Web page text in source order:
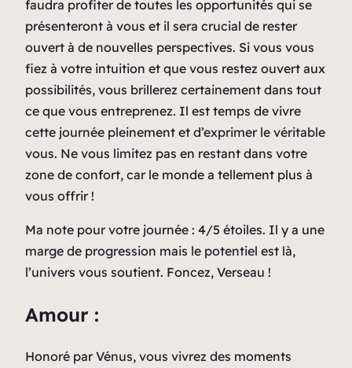
faudra profiter de toutes les opportunités qui se
présenteront à vous et il sera crucial de rester
ouvert à de nouvelles perspectives. Si vous vous
fiez à votre intuition et que vous restez ouvert aux
possibilités, vous brillerez certainement dans tout
ce que vous entreprenez. Il est temps de vivre
cette journée pleinement et d’exprimer le véritable
vous. Ne vous limitez pas en restant dans votre
zone de confort, car le monde a tellement plus à
vous offrir !
Ma note pour votre journée : 4/5 étoiles. Il y a une
marge de progression mais le potentiel est là,
l’univers vous soutient. Foncez, Verseau !
Amour :
Honoré par Vénus, vous vivrez des moments